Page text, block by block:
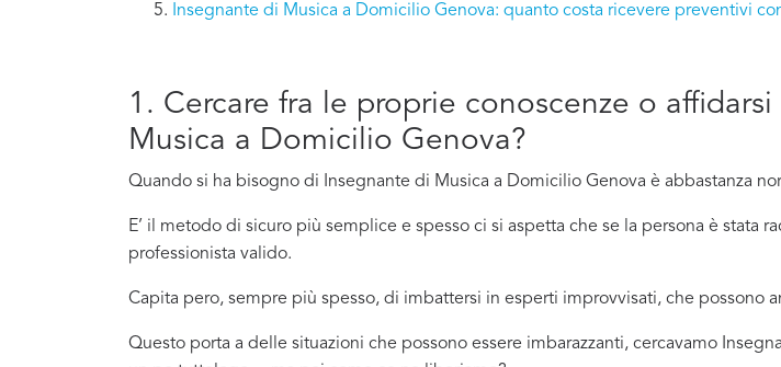
Insegnante di Musica a Domicilio Genova: quanto costa ricevere preventivi
1. Cercare fra le proprie conoscenze o
Musica a Domicilio Genova?
Quando si ha bisogno di Insegnante di Musica a Domicilio Genova è abbastanza
E’ il metodo di sicuro più semplice e spesso ci si aspetta che se la persona è stata
professionista valido.
Capita pero, sempre più spesso, di imbattersi in esperti improvvisati, che possono
Questo porta a delle situazioni che possono essere imbarazzanti, cercavamo